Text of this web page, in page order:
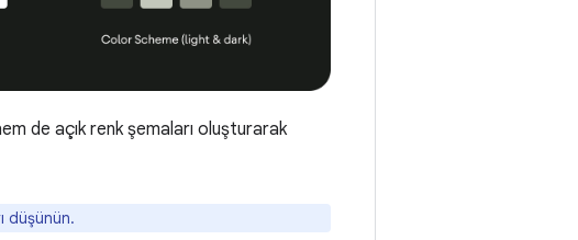
de açık renk şemaları oluşturarak
düşünün.